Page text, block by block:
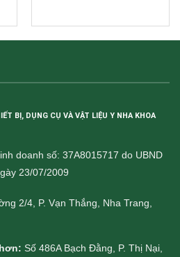
₫.
BỊ, DỤNG CỤ VÀ VẬT LIỆU Y NHA KHOA
doanh số: 37A8015717 do UBND
23/07/2009
2/4, P. Vạn Thắng, Nha Trang,
Số 486A Bạch Đằng, P. Thị Nại,